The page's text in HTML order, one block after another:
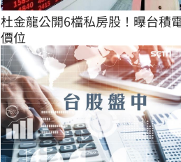
杜金龍公開6檔私房股！曝台積
價位